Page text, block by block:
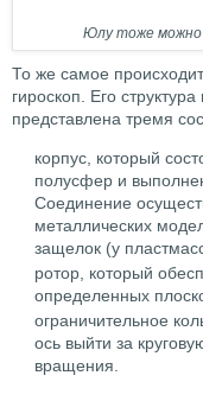
Юлу тоже можно
То же самое
гироскоп. Его
представлена тремя
корпус, который
полусфер и
Соединение
металлических
защелок (у
ротор, который
определенных
ограничительное
ось выйти за
вращения.